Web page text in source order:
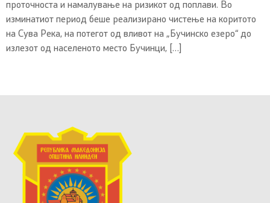
проточноста и намалување на ризикот од поплави. Во
изминатиот период беше реализирано чистење на коритото
на Сува Река, на потегот од вливот на „Бучинско езеро“ до
излезот од населеното место Бучинци, […]